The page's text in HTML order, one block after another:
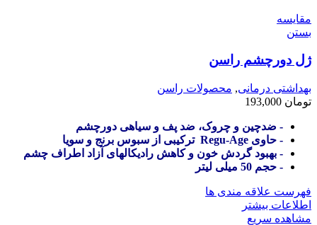
مقایسه
بستن
ژل دورچشم راسن
بهداشتی درمانی, محصولات راسن
تومان
- ضدچین و چروک، ضد پف و سیاهی دورچشم
- حاوی Regu-Age ترکیبی از سبوس برنج و سویا
- بهبود گردش خون و کاهش رادیکالهای آزاد اطراف چشم
- حجم 50 میلی لیتر
فهرست علاقه مندی ها
اطلاعات بیشتر
مشاهده سریع